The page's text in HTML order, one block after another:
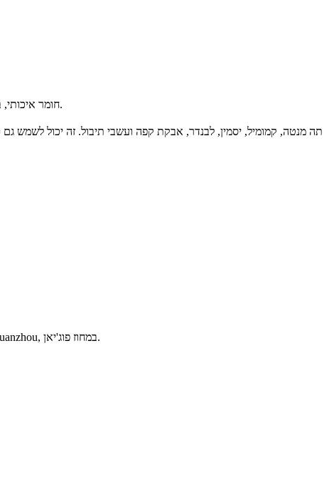
★ חומר איכותי, בטוח: שקית התה עשויה מבד לא ארוג ידידותי לסביבה, בטוח לחלוטין. מכיוון שהוא מתכלה, מתכלה ונטול כלור, אינך צריך לדאוג לזיהום הסביבה.
Fujian Greenjoy Biomaterial Co., Ltd נוסדה בשנת 2013, היא מיזם מקיף המשלב ייצור, סחר ומחקר ופיתוח של בד לא ארוג. הוא ממוקם בעיר Quanzhou, במחוז פוג'יאן.